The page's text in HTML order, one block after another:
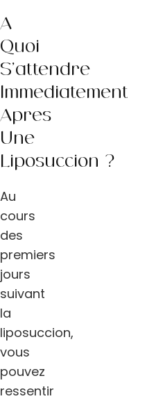
À
Quoi
S’attendre
Immédiatement
Après
Une
Liposuccion ?
Au
cours
des
premiers
jours
suivant
la
liposuccion,
vous
pouvez
ressentir